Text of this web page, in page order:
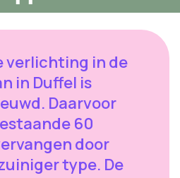
verlichting in de
in Duffel is
Daarvoor
60
door
type. De